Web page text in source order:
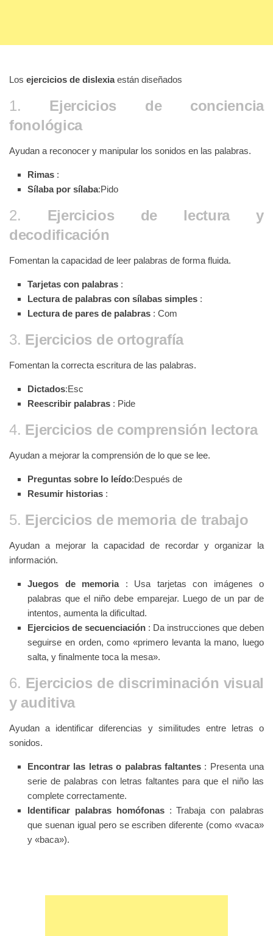
Los ejercicios de dislexiaestán diseñados
1. Ejercicios de conciencia
fonológica
Ayudan a reconocer y manipular los sonidos en las palabras.
Rimas :
Sílaba por sílaba:Pido
2. Ejercicios de lectura y
decodificación
Fomentan la capacidad de leer palabras de forma fluida.
Tarjetas con palabras :
Lectura de palabras con sílabas simples :
Lectura de pares de palabras : Com
3. Ejercicios de ortografía
Fomentan la correcta escritura de las palabras.
Dictados:Esc
Reescribir palabras : Pide
4. Ejercicios de comprensión lectora
Ayudan a mejorar la comprensión de lo que se lee.
Preguntas sobre lo leído:Después de
Resumir historias :
5. Ejercicios de memoria de trabajo
Ayudan a mejorar la capacidad de recordar y organizar la
información.
Juegos de memoria: Usa tarjetas con imágenes o
palabras que el niño debe emparejar. Luego de un par de
intentos, aumenta la dificultad.
Ejercicios de secuenciación : Da instrucciones que deben
seguirse en orden, como «primero levanta la mano, luego
salta, y finalmente toca la mesa».
6. Ejercicios de discriminación visual
y auditiva
Ayudan a identificar diferencias y similitudes entre letras o
sonidos.
Encontrar las letras o palabras faltantes: Presenta una
serie de palabras con letras faltantes para que el niño las
complete correctamente.
Identificar palabras homófonas: Trabaja con palabras
que suenan igual pero se escriben diferente (como «vaca»
y «baca»).